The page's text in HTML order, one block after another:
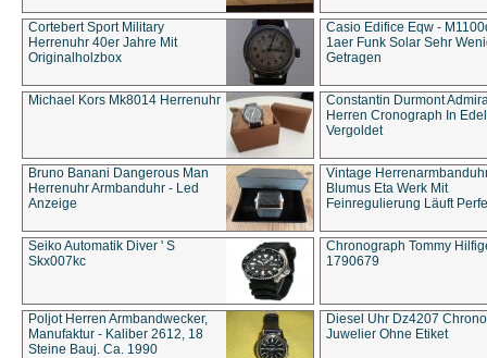
Cortebert Sport Military
Herrenuhr 40er Jahre Mit
Originalholzbox
Casio Edifice Eqw -
1aer Funk Solar Sehr
Getragen
Michael Kors Mk8014 Herrenuhr
Constantin Durmont
Herren Cronograph In
Vergoldet
Bruno Banani Dangerous Man
Herrenuhr Armbanduhr - Led
Anzeige
Vintage
Blumus Eta Werk Mit
Feinregulierung Läuft
Seiko Automatik Diver ' S
Skx007kc
Chronograph Tommy
1790679
Poljot Herren Armbandwecker,
Manufaktur - Kaliber 2612, 18
Steine Bauj. Ca. 1990
Diesel Uhr Dz4207
Juwelier Ohne Etiket